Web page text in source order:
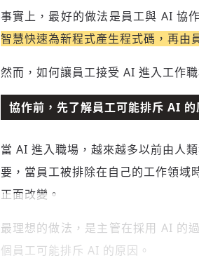
發送禮物
事實上，最好的做法是員工與 AI 協作
智慧快速為新程式產生程式碼，再由
然而，如何讓員工接受 AI 進入工作
協作前，先了解員工可能排斥 AI 的
當 AI 進入職場，越來越多以前由人
要，當員工被排除在自己的工作領
正面改變。
最理想的做法，是主管在採用 AI 的
個員工可能排斥 AI 的原因。
規則說明